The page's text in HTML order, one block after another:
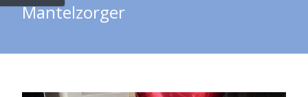
Mantelzorger